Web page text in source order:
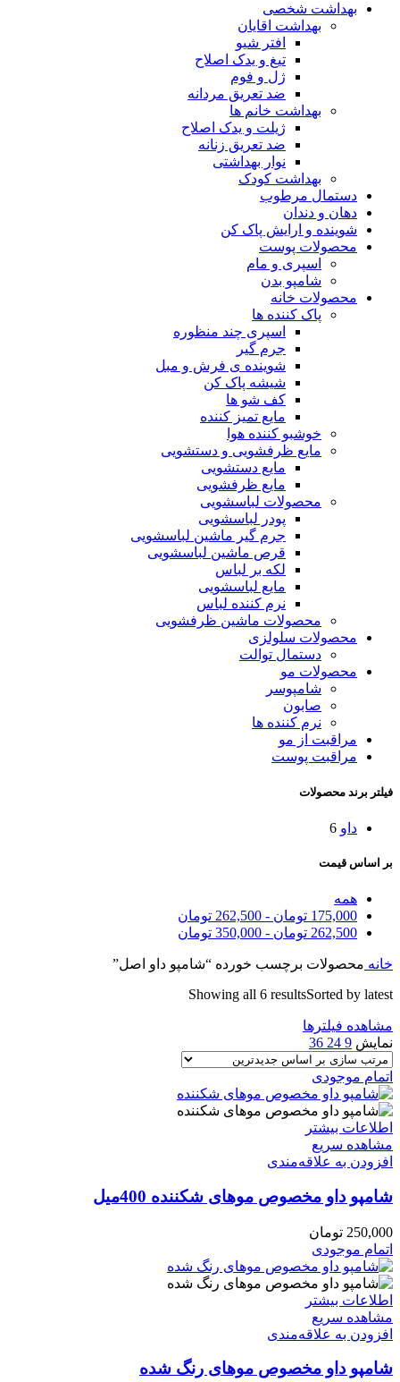
بهداشت شخصی
بهداشت اقایان
افتر شیو
تیغ و یدک اصلاح
ژل و فوم
ضد تعریق مردانه
بهداشت خانم ها
ژیلت و یدک اصلاح
ضد تعریق زنانه
نوار بهداشتی
بهداشت کودک
دستمال مرطوب
دهان و دندان
شوینده و ارایش پاک کن
محصولات پوست
اسپری و مام
شامپو بدن
محصولات خانه
پاک کننده ها
اسپری چند منظوره
جرم گیر
شوینده ی فرش و مبل
شیشه پاک کن
کف شو ها
مایع تمیز کننده
خوشبو کننده هوا
مایع ظرفشویی و دستشویی
مایع دستشویی
مایع ظرفشویی
محصولات لباسشویی
پودر لباسشویی
جرم گیر ماشین لباسشویی
قرص ماشین لباسشویی
لکه بر لباس
مایع لباسشویی
نرم کننده لباس
محصولات ماشین ظرفشویی
محصولات سلولزی
دستمال توالت
محصولات مو
شامپوسر
صابون
نرم کننده ها
مراقبت از مو
مراقبت پوست
فیلتر برند محصولات
داو 6
بر اساس قیمت
همه
175,000 تومان -
262,500 تومان
262,500 تومان -
350,000 تومان
خانه محصولات برچسب خورده “شامپو داو اصل”
Showing all 6 resultsSorted by latest
مشاهده فیلترها
نمایش 9
24
36
اتمام موجودی
اطلاعات بیشتر
مشاهده سریع
افزودن به علاقه‌مندی
شامپو داو مخصوص موهای شکننده 400میل
250,000 تومان
اتمام موجودی
اطلاعات بیشتر
مشاهده سریع
افزودن به علاقه‌مندی
شامپو داو مخصوص موهای رنگ شده